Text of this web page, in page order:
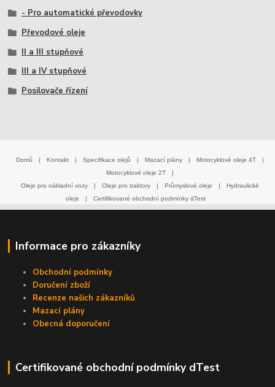
- Pro automatické převodovky
Převodové oleje
II a III stupňové
III a IV stupňové
Posilovače řízení
Domů | Kontakt | Specifikace olejů | Mazací plány | Motocyklové oleje 4T
|
Motocyklové oleje 2T
|
Oleje pro nákladní vozy
| Oleje pro traktory | Průmyslové oleje |
Hydraulické
oleje
| Certifikované obchodní podmínky dTest
Informace pro zákazníky
Obchodní podmínky
Doručení zboží
Recenze našich zákazníků
Mazací plány
Obecná doporučení
Certifikované obchodní podmínky dTest